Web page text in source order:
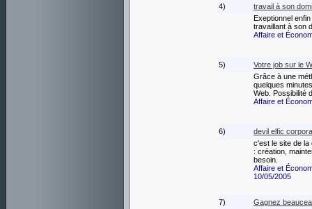
4)
travail à son
Exeptionnel
travaillant à son
Affaire et
5)
Votre job sur le
Grâce à une
quelques
Web. Possibilité
Affaire et
6)
devil elfic
c'est le site de
: création,
besoin.
Affaire et
10/05/2005
7)
Gagnez